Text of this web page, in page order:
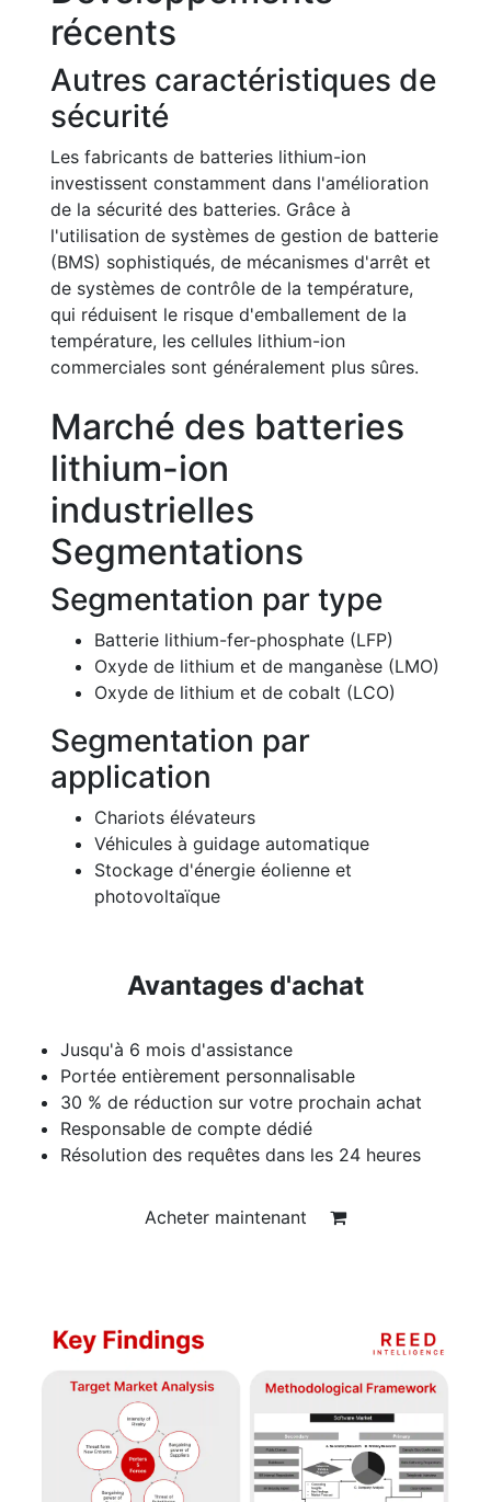
récents
Autres caractéristiques de
sécurité
Les fabricants de batteries lithium-ion
investissent constamment dans l'amélioration
de la sécurité des batteries. Grâce à
l'utilisation de systèmes de gestion de batterie
(BMS) sophistiqués, de mécanismes d'arrêt et
de systèmes de contrôle de la température,
qui réduisent le risque d'emballement de la
température, les cellules lithium-ion
commerciales sont généralement plus sûres.
Marché des batteries
lithium-ion
industrielles
Segmentations
Segmentation par type
Batterie lithium-fer-phosphate (LFP)
Oxyde de lithium et de manganèse (LMO)
Oxyde de lithium et de cobalt (LCO)
Segmentation par
application
Chariots élévateurs
Véhicules à guidage automatique
Stockage d'énergie éolienne et
photovoltaïque
Avantages d'achat
Jusqu'à 6 mois d'assistance
Portée entièrement personnalisable
30 % de réduction sur votre prochain achat
Responsable de compte dédié
Résolution des requêtes dans les 24 heures
Acheter maintenant